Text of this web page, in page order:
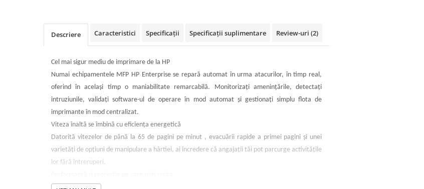
Laptopuri / notebookuri
Laptopuri gaming
Ultrabookuri
Laptop-uri 2 in 1
Piese si accesorii
Accesorii Printing
Descriere Caracteristici Specificații Specificații suplimentare Review-uri (2)
Cel mai sigur mediu de imprimare de la HP
Numai echipamentele MFP HP Enterprise se repară automat în urma atacurilor, în timp real,
oferind în acelaşi timp o maniabilitate remarcabilă. Monitorizaţi ameninţările, detectaţi
intruziunile, validaţi software-ul de operare în mod automat şi gestionaţi simplu flota de
imprimante în mod centralizat.
Viteza înaltă se îmbină cu eficienţa energetică
Datorită vitezelor de până la 65 de pagini pe minut , evacuării rapide a primei pagini şi unei
varietăţi de opţiuni de manipulare a hârtiei, ai încredere că angajaţii tăi pot parcurge activităţile
lor fără întreruperi.
Protejaţi-vă imprimantă, utilizând cartuşe de toner originale HP cu JetIntelligence.